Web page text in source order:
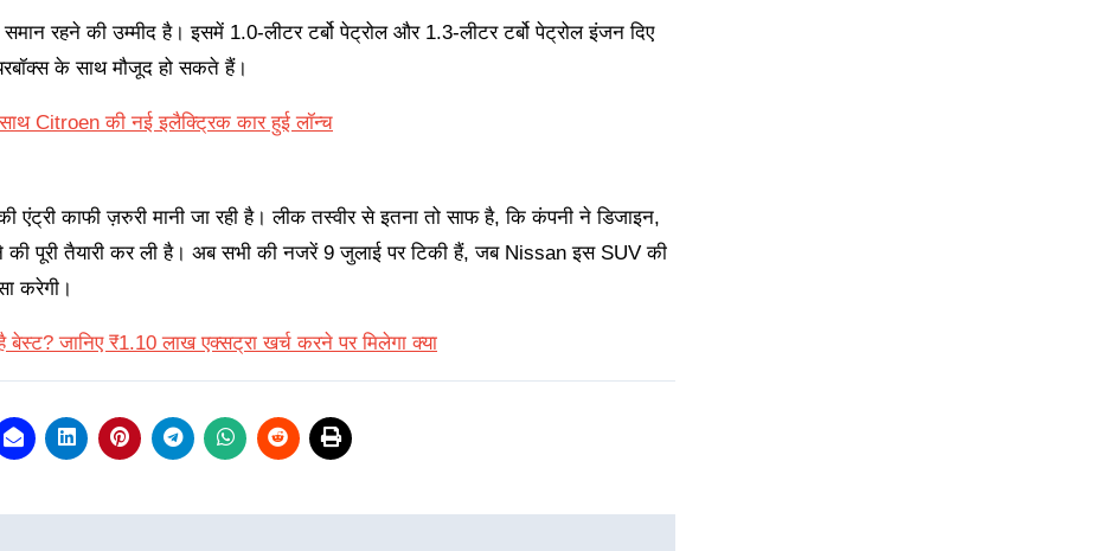
रहने की उम्मीद है। इसमें 1.0-लीटर टर्बो पेट्रोल और 1.3-लीटर टर्बो पेट्रोल इंजन दिए
के साथ मौजूद हो सकते हैं।
Citroen की नई इलैक्ट्रिक कार हुई लॉन्च
काफी ज़रुरी मानी जा रही है। लीक तस्वीर से इतना तो साफ है, कि कंपनी ने डिजाइन,
पूरी तैयारी कर ली है। अब सभी की नजरें 9 जुलाई पर टिकी हैं, जब Nissan इस SUV की
करेगी।
जानिए ₹1.10 लाख एक्सट्रा खर्च करने पर मिलेगा क्या